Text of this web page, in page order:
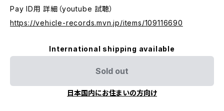
Pay ID用 詳細（youtube 試聴）
https://vehicle-records.mvn.jp/items/109116690
International shipping available
Sold out
日本国内にお住まいの方向け